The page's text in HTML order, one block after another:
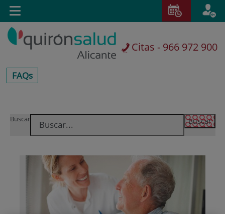
Saltar al contenido
centros-
faq
FAQs
Citas - 966 972 900
Buscar
Toggle
navigation